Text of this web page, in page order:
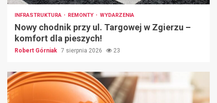
INFRASTRUKTURA REMONTY WYDARZENIA
Nowy chodnik przy ul. Targowej w Zgierzu –
komfort dla pieszych!
Robert Górniak 7 sierpnia 2026 23